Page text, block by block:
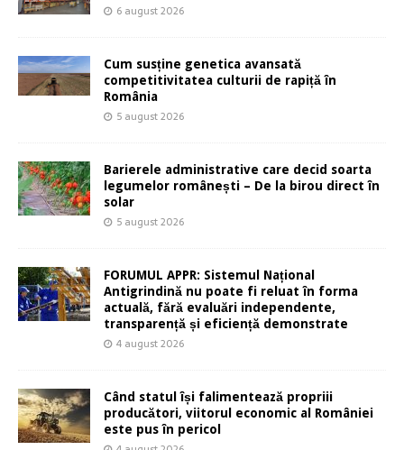
6 august 2026
Cum susține genetica avansată
competitivitatea culturii de rapiță în
România
5 august 2026
Barierele administrative care decid soarta
legumelor românești – De la birou direct în
solar
5 august 2026
FORUMUL APPR: Sistemul Național
Antigrindină nu poate fi reluat în forma
actuală, fără evaluări independente,
transparență și eficiență demonstrate
4 august 2026
Când statul își falimentează propriii
producători, viitorul economic al României
este pus în pericol